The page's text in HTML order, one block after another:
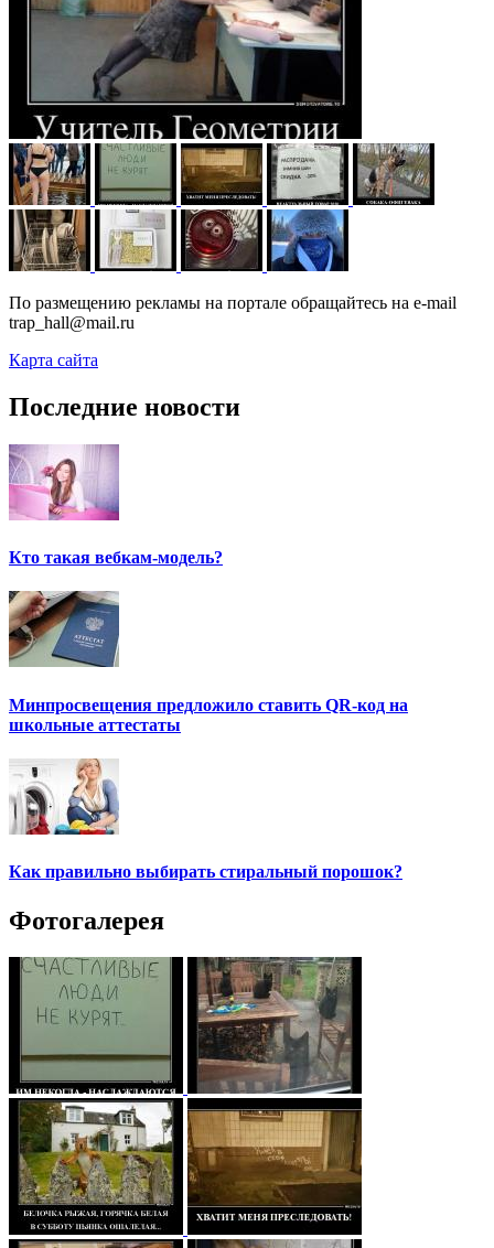
По размещению рекламы на портале обращайтесь на e-mail
trap_hall@mail.ru
Карта сайта
Последние новости
Кто такая вебкам-модель?
Минпросвещения предложило ставить QR-код на
школьные аттестаты
Как правильно выбирать стиральный порошок?
Фотогалерея